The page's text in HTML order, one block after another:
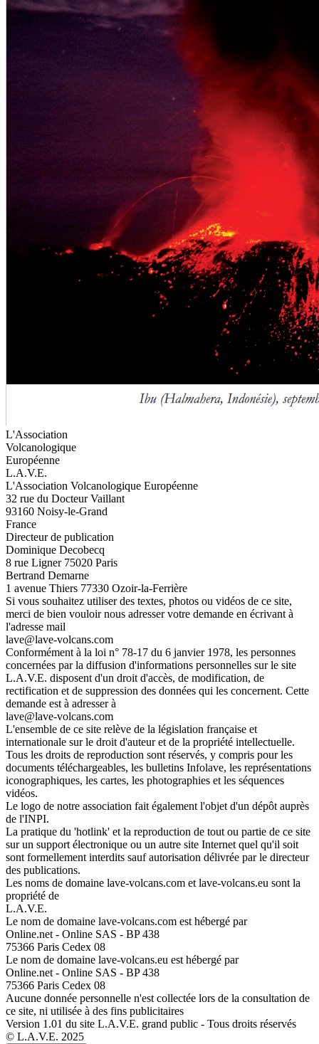
L'Association
Volcanologique
Européenne
L.A.V.E.
L'Association Volcanologique Européenne
32 rue du Docteur Vaillant
93160 Noisy-le-Grand
France
Directeur de publication
Dominique Decobecq
8 rue Ligner 75020 Paris
Bertrand Demarne
1 avenue Thiers 77330 Ozoir-la-Ferrière
Si vous souhaitez utiliser des textes, photos ou vidéos de ce site,
merci de bien vouloir nous adresser votre demande en écrivant à
l'adresse mail
lave@lave-volcans.com
Conformément à la loi n° 78-17 du 6 janvier 1978, les personnes
concernées par la diffusion d'informations personnelles sur le site
L.A.V.E. disposent d'un droit d'accès, de modification, de
rectification et de suppression des données qui les concernent. Cette
demande est à adresser à
lave@lave-volcans.com
L'ensemble de ce site relève de la législation française et
internationale sur le droit d'auteur et de la propriété intellectuelle.
Tous les droits de reproduction sont réservés, y compris pour les
documents téléchargeables, les bulletins Infolave, les représentations
iconographiques, les cartes, les photographies et les séquences
vidéos.
Le logo de notre association fait également l'objet d'un dépôt auprès
de l'INPI.
La pratique du 'hotlink' et la reproduction de tout ou partie de ce site
sur un support électronique ou un autre site Internet quel qu'il soit
sont formellement interdits sauf autorisation délivrée par le directeur
des publications.
Les noms de domaine lave-volcans.com et lave-volcans.eu sont la
propriété de
L.A.V.E.
Le nom de domaine lave-volcans.com est hébergé par
Online.net - Online SAS - BP 438
75366 Paris Cedex 08
Le nom de domaine lave-volcans.eu est hébergé par
Online.net - Online SAS - BP 438
75366 Paris Cedex 08
Aucune donnée personnelle n'est collectée lors de la consultation de
ce site, ni utilisée à des fins publicitaires
Version 1.01 du site L.A.V.E. grand public - Tous droits réservés
© L.A.V.E. 2025